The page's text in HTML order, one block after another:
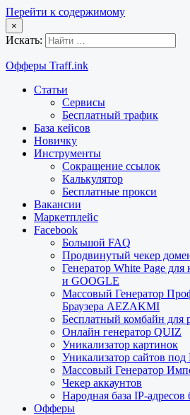
Перейти к содержимому
×
Искать:
Офферы Traff.ink
Статьи
Сервисы
Бесплатный трафик
База кейсов
Новичку
Инструменты
Сокращение ссылок
Калькулятор
Бесплатные прокси
Вакансии
Маркетплейс
Facebook
Большой FAQ
Продвинутый чекер
Генератор White Page
и GOOGLE
Массовый Генератор
Браузера AEZAKMI
Бесплатный комбайн для
Онлайн генератор QUIZ
Уникализатор картинок
Уникализатор сайтов
Массовый Генератор
Чекер аккаунтов
Народная база IP-
Офферы